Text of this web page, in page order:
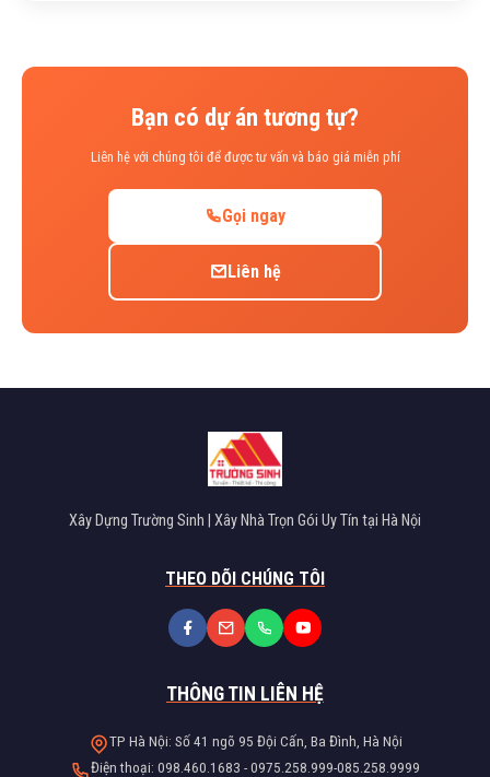
Bạn có dự án tương tự?
Liên hệ với chúng tôi để được tư vấn và báo giá miễn phí
Gọi ngay
Liên hệ
Xây Dựng Trường Sinh | Xây Nhà Trọn Gói Uy Tín tại Hà Nội
THEO DÕI CHÚNG TÔI
THÔNG TIN LIÊN HỆ
TP Hà Nội: Số 41 ngõ 95 Đội Cấn, Ba Đình, Hà Nội
Điện thoại: 098.460.1683 - 0975.258.999-085.258.9999